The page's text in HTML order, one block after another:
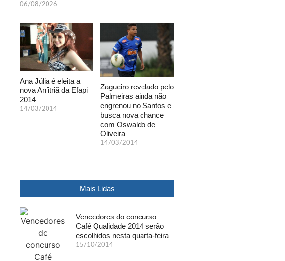
06/08/2026
Ana Júlia é eleita a
nova Anfitriã da Efapi
2014
14/03/2014
Zagueiro revelado pelo
Palmeiras ainda não
engrenou no Santos e
busca nova chance
com Oswaldo de
Oliveira
14/03/2014
Mais Lidas
Vencedores do concurso
Café Qualidade 2014 serão
escolhidos nesta quarta-feira
15/10/2014